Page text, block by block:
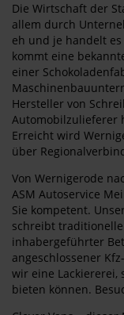
Die Wirtschaft der
allem durch
eh und je handelt
kommt eine
einer
Hersteller von
Automobilzulieferer
Erreicht wird
über
Von Wernigerode
ASM Autoservice
Sie kompetent.
schreibt
inhabergeführter
angeschlossener
wir eine Lackiererei,
bieten können.